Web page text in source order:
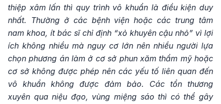
thiệp xâm lấn thì quy trình vô khuẩn là điều kiện duy
nhất. Thường ở các bệnh viện hoặc các trung tâm
nam khoa, ít bác sĩ chỉ định “xỏ khuyên cậu nhỏ” vì lợi
ích không nhiều mà nguy cơ lớn nên nhiều người lựa
chọn phương án làm ở cơ sở phun xăm thẩm mỹ hoặc
cơ sở không được phép nên các yếu tố liên quan đến
vô khuẩn không được đảm bảo. Các tổn thương
xuyên qua niệu đạo, vùng miệng sáo thì có thể gây